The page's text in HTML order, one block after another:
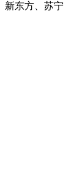
新东方、苏宁